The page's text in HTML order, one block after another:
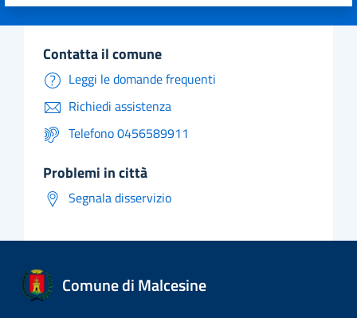
contatta il comune
Leggi le domande frequenti
Richiedi assistenza
Telefono 0456589911
problemi in città
Segnala disservizio
Comune di Malcesine